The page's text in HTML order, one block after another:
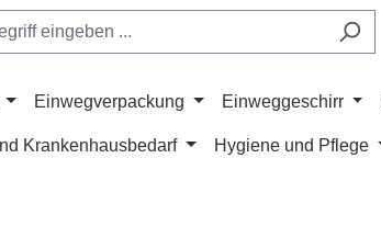
Einwegverpackung Einweggeschirr
Krankenhausbedarf Hygiene und Pflege